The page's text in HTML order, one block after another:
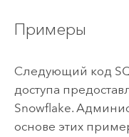
Примеры
Следующий код
доступа
Snowflake.
основе этих